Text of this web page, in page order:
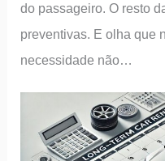
do passageiro. O resto
preventivas. E olha que
necessidade não…